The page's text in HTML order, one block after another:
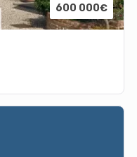
600 000€